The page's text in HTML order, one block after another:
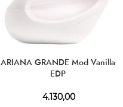
ARIANA GRANDE Mod Vanilla
EDP
4.130,00